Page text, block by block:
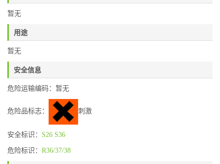
暂无
用途
暂无
安全信息
危险运输编码：暂无
危险品标志： 刺激
安全标识： S26 S36
危险标识： R36/37/38